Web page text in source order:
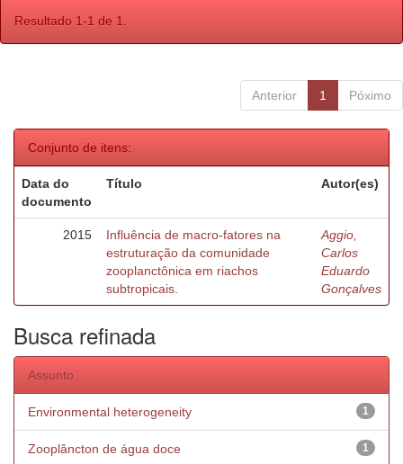
Resultado 1-1 de 1.
Anterior 1 Póximo
Conjunto de itens:
Data do
documento
Título Autor(es)
2015
Influência de macro-fatores na
estruturação da comunidade
zooplanctônica em riachos
subtropicais.
Aggio,
Carlos
Eduardo
Gonçalves
Busca refinada
Assunto
1
Environmental heterogeneity
1
Zooplâncton de água doce